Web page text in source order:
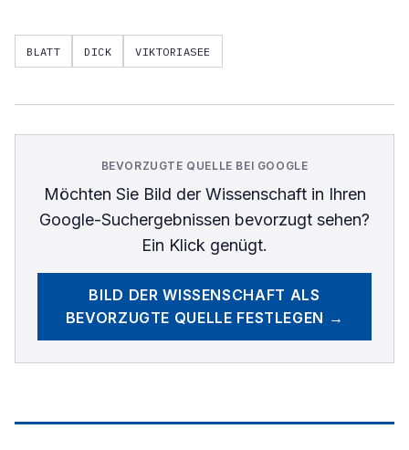
BLATT DICK VIKTORIASEE
BEVORZUGTE QUELLE BEI GOOGLE
Möchten Sie Bild der Wissenschaftin Ihren
Google-Suchergebnissen bevorzugt sehen?
Ein Klick genügt.
BILD DER WISSENSCHAFT ALS
BEVORZUGTE QUELLE FESTLEGEN →